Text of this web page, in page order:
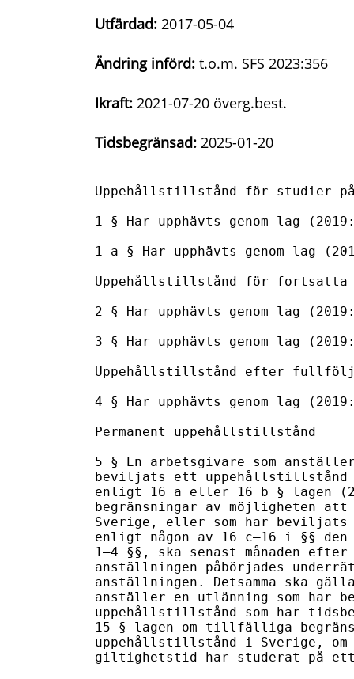
Utfärdad: 2017-05-04
Ändring införd: t.o.m. SFS 2023:356
Ikraft: 2021-07-20 överg.best.
Tidsbegränsad: 2025-01-20
Uppehållstillstånd för studier
1 § Har upphävts genom lag
1 a § Har upphävts genom lag
Uppehållstillstånd för
2 § Har upphävts genom lag
3 § Har upphävts genom lag
Uppehållstillstånd efter
4 § Har upphävts genom lag
Permanent uppehållstillstånd
5 § En arbetsgivare som
beviljats ett uppehållstillstånd
enligt 16 a eller 16 b § lagen
begränsningar av möjligheten
Sverige, eller som har
enligt någon av 16 c–16 i §§
1–4 §§, ska senast månaden efter
anställningen påbörjades
anställningen. Detsamma ska
anställer en utlänning som
uppehållstillstånd som har
15 § lagen om tillfälliga
uppehållstillstånd i Sverige, om
giltighetstid har studerat på ett